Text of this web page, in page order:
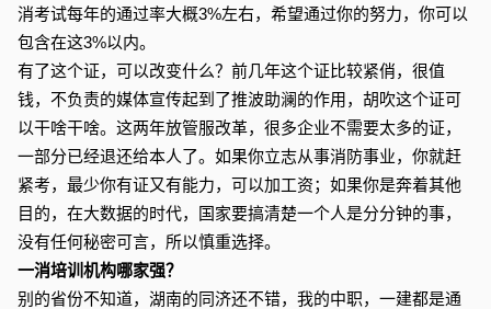
消考试每年的通过率大概3%左右，希望通过你的努力，你可以
包含在这3%以内。
有了这个证，可以改变什么？前几年这个证比较紧俏，很值
钱，不负责的媒体宣传起到了推波助澜的作用，胡吹这个证可
以干啥干啥。这两年放管服改革，很多企业不需要太多的证，
一部分已经退还给本人了。如果你立志从事消防事业，你就赶
紧考，最少你有证又有能力，可以加工资；如果你是奔着其他
目的，在大数据的时代，国家要搞清楚一个人是分分钟的事，
没有任何秘密可言，所以慎重选择。
一消培训机构哪家强？
别的省份不知道，湖南的同济还不错，我的中职，一建都是通